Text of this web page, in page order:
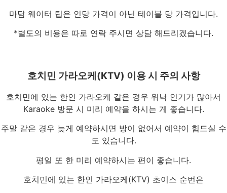
마담 웨이터 팁은 인당 가격이 아닌 테이블 당 가격입니다.
*별도의 비용은 따로 연락 주시면 상담 해드리겠습니다.
호치민 가라오케(KTV) 이용 시 주의 사항
호치민에 있는 한인 가라오케 같은 경우 워낙 인기가 많아서
Karaoke 방문 시 미리 예약을 하시는 게 좋습니다.
주말 같은 경우 늦게 예약하시면 방이 없어서 예약이 힘드실 수
도 있습니다.
평일 또 한 미리 예약하시는 편이 좋습니다.
호치민에 있는 한인 가라오케(KTV) 초이스 순번은